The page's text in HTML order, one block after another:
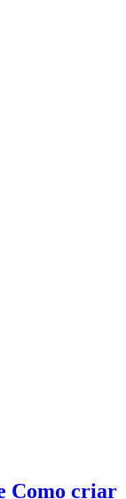
Como criar